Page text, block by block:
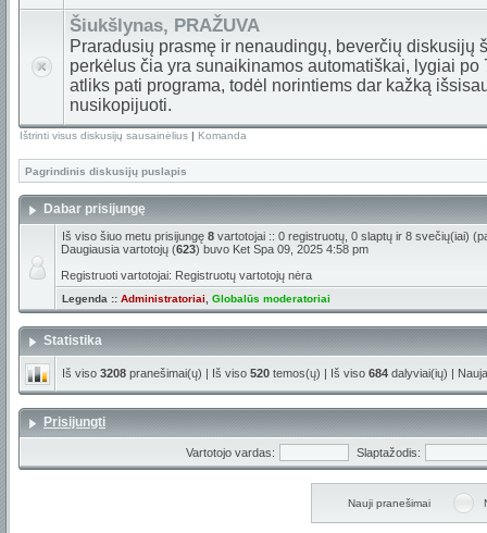
Šiukšlynas, PRAŽUVA
Praradusių prasmę ir nenaudingų, beverčių diskusijų
perkėlus čia yra sunaikinamos automatiškai, lygiai po
atliks pati programa, todėl norintiems dar kažką
nusikopijuoti.
Ištrinti visus diskusijų sausainėlius | Komanda
Pagrindinis diskusijų puslapis
Dabar prisijungę
Iš viso šiuo metu prisijungę 8 vartotojai :: 0 registruotų, 0 slaptų ir 8 svečių(iai)
Daugiausia vartotojų (623) buvo Ket Spa 09, 2025 4:58 pm
Registruoti vartotojai: Registruotų vartotojų nėra
Legenda :: Administratoriai Globalūs moderatoriai
Statistika
Iš viso 3208 pranešimai(ų) | Iš viso 520 temos(ų) | Iš viso 684 dalyviai(ių) |
Prisijungti
Vartotojo vardas: Slaptažodis:
Nauji pranešimai